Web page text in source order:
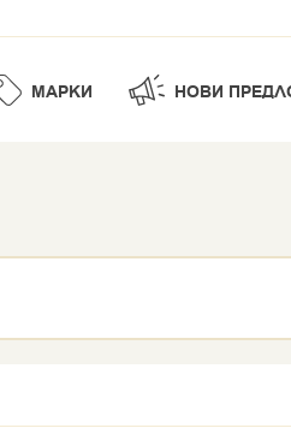
МАРКИ НОВИ